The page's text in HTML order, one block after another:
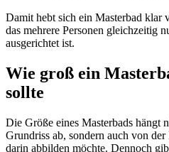
Damit hebt sich ein Masterbad klar
das mehrere Personen gleichzeitig
ausgerichtet ist.
Wie groß ein
sollte
Die Größe eines Masterbads hängt
Grundriss ab, sondern auch von
darin abbilden möchte. Dennoch